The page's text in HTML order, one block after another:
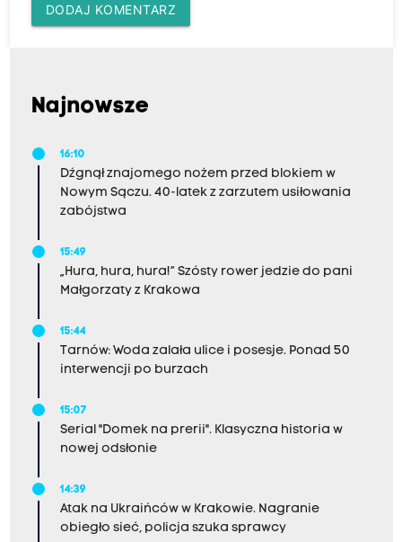
DODAJ KOMENTARZ
Najnowsze
16:10
Dźgnął znajomego nożem przed blokiem w
Nowym Sączu. 40-latek z zarzutem usiłowania
zabójstwa
15:49
„Hura, hura, hura!” Szósty rower jedzie do pani
Małgorzaty z Krakowa
15:44
Tarnów: Woda zalała ulice i posesje. Ponad 50
interwencji po burzach
15:07
Serial "Domek na prerii". Klasyczna historia w
nowej odsłonie
14:39
Atak na Ukraińców w Krakowie. Nagranie
obiegło sieć, policja szuka sprawcy